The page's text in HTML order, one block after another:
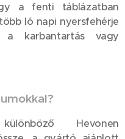
a fenti táblázatban
ló napi nyersfehérje
a karbantartás vagy
Hevonen